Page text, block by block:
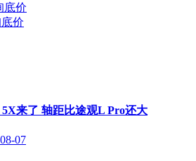
底价
价
5X来了 轴距比途观L Pro还大
07